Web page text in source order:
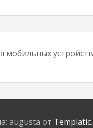
мобильных устройств
augusta от Templatic.